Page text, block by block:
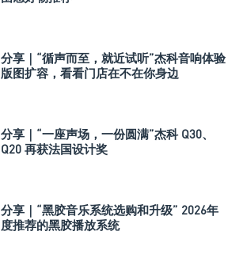
分享｜“循声而至，就近试听”杰科音响体验
版图扩容，看看门店在不在你身边
分享｜“一座声场，一份圆满”杰科 Q30、
Q20 再获法国设计奖
分享｜“黑胶音乐系统选购和升级” 2026年
度推荐的黑胶播放系统